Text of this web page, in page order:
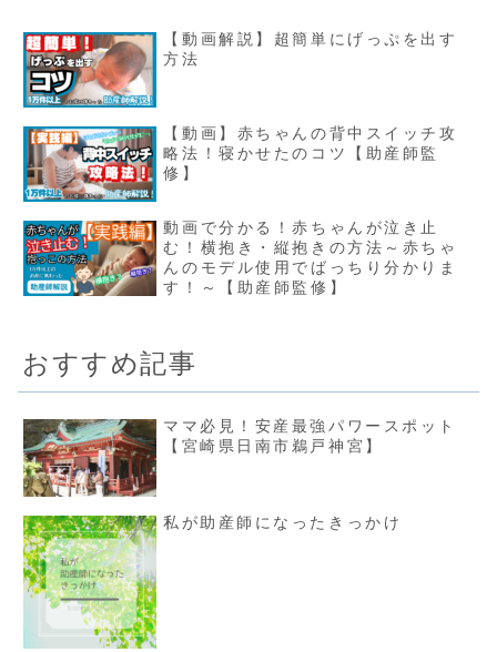
【動画解説】超簡単にげっぷを出す
方法
【動画】赤ちゃんの背中スイッチ攻
略法！寝かせたのコツ【助産師監
修】
動画で分かる！赤ちゃんが泣き止
む！横抱き・縦抱きの方法～赤ちゃ
んのモデル使用でばっちり分かりま
す！～【助産師監修】
おすすめ記事
ママ必見！安産最強パワースポット
【宮崎県日南市鵜戸神宮】
私が助産師になったきっかけ